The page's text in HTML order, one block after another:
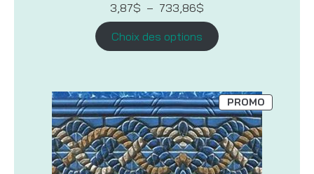
3,87$ – 733,86$
de
prix :
3,87$
à
Choix des options
PROMOPRODUIT
EN